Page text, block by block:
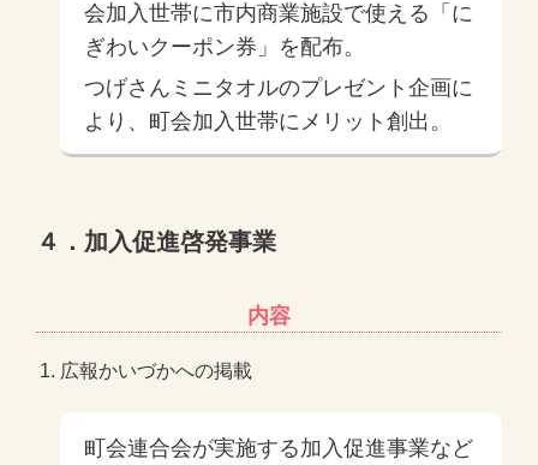
会加入世帯に市内商業施設で使える「に
ぎわいクーポン券」を配布。
つげさんミニタオルのプレゼント企画に
より、町会加入世帯にメリット創出。
４．加入促進啓発事業
内容
広報かいづかへの掲載
町会連合会が実施する加入促進事業など